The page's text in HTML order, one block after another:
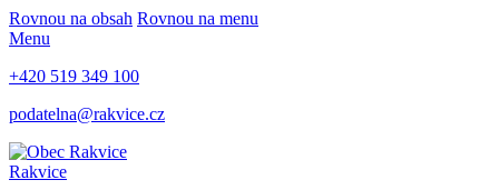
Rovnou na obsah Rovnou na menu
Menu
+420 519 349 100
podatelna@rakvice.cz
Rakvice